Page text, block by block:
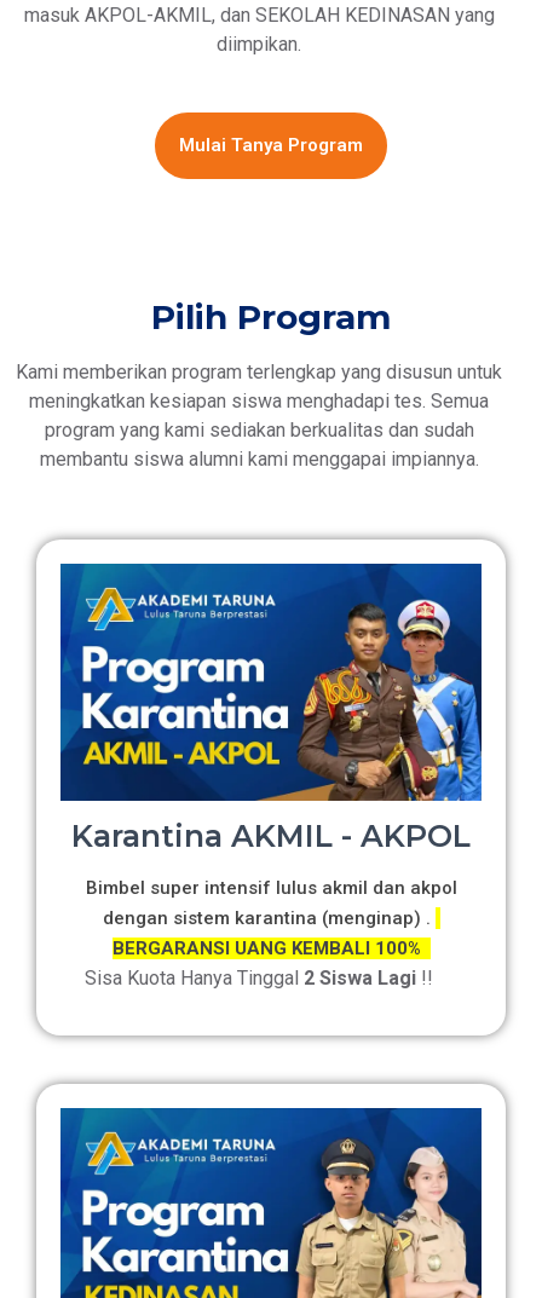
masuk AKPOL-AKMIL, dan SEKOLAH KEDINASAN yang
diimpikan.
Mulai Tanya Program
Pilih Program
Kami memberikan program terlengkap yang disusun untuk
meningkatkan kesiapan siswa menghadapi tes. Semua
program yang kami sediakan berkualitas dan sudah
membantu siswa alumni kami menggapai impiannya.
Karantina AKMIL - AKPOL
Bimbel super intensif lulus akmil dan akpol
dengan sistem karantina (menginap) .
BERGARANSI UANG KEMBALI 100%
Sisa Kuota Hanya Tinggal 2 Siswa Lagi !!